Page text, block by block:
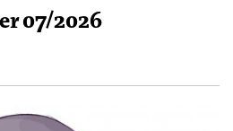
07/2026